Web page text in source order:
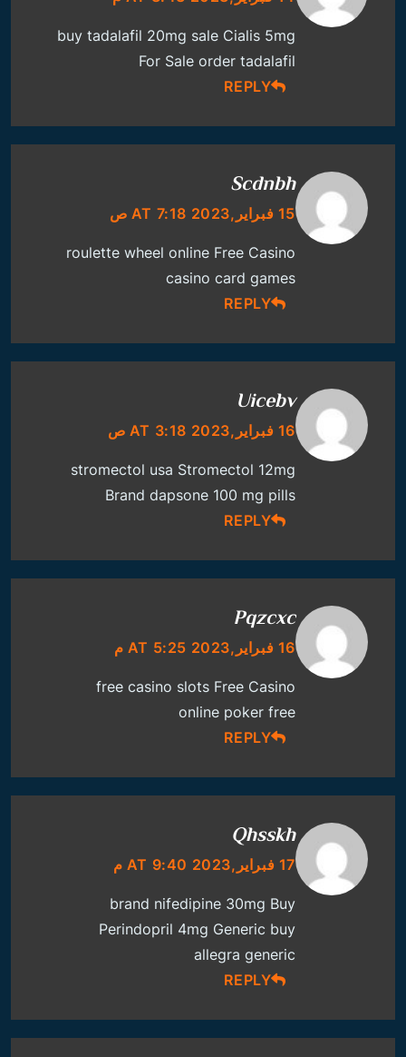
buy tadalafil 20mg sale Cialis 5mg
For Sale order tadalafil
REPLY
Scdnbh
15 فبراير,2023 AT 7:18 ص
roulette wheel online Free Casino
casino card games
REPLY
Uicebv
16 فبراير,2023 AT 3:18 ص
stromectol usa Stromectol 12mg
Brand dapsone 100 mg pills
REPLY
Pqzcxc
16 فبراير,2023 AT 5:25 م
free casino slots Free Casino
online poker free
REPLY
Qhsskh
17 فبراير,2023 AT 9:40 م
brand nifedipine 30mg Buy
Perindopril 4mg Generic buy
allegra generic
REPLY